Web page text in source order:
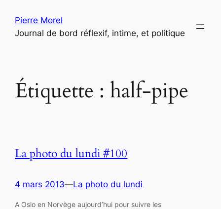
contenu
Pierre Morel
Journal de bord réflexif, intime, et politique
Étiquette :half-pipe
La photo du lundi #100
4 mars 2013—La photo du lundi
A Oslo en Norvège aujourd’hui pour suivre les